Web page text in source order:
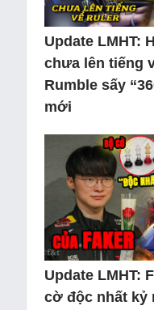
Update LMHT:
chưa lên tiếng
Rumble sấy
mới
Update LMHT:
cờ độc nhất kỷ